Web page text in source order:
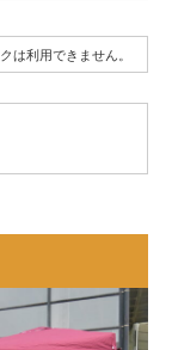
は利用できません。